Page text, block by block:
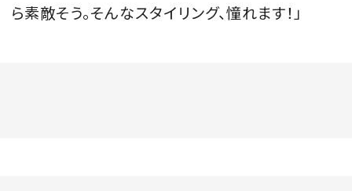
ら素敵そう。そんなスタイリング、憧れます！」